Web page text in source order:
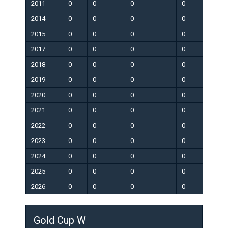
2011 0 0 0 0
2014
0 0 0 0
2015
0 0 0 0
2017
0 0 0 0
2018
0 0 0 0
2019
0 0 0 0
2020
0 0 0 0
2021
0 0 0 0
2022
0 0 0 0
2023
0 0 0 0
2024
0 0 0 0
2025
0 0 0 0
2026
0 0 0 0
Gold Cup W